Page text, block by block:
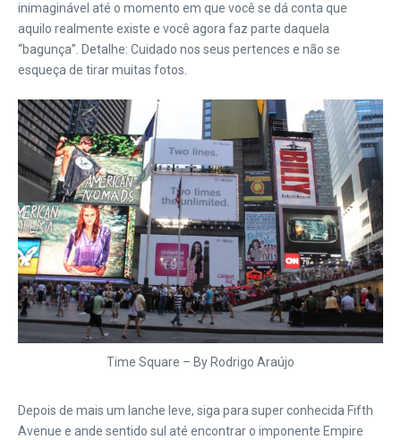
inimaginável até o momento em que você se dá conta que
aquilo realmente existe e você agora faz parte daquela
“bagunça”. Detalhe: Cuidado nos seus pertences e não se
esqueça de tirar muitas fotos.
Time Square – By Rodrigo Araújo
Depois de mais um lanche leve, siga para super conhecida Fifth
Avenue e ande sentido sul até encontrar o imponente Empire